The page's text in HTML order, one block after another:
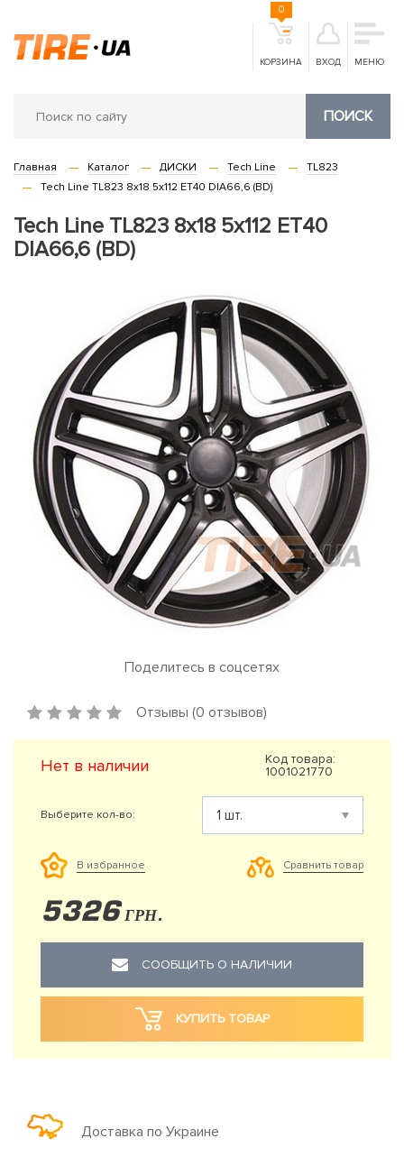
КОРЗИНА
0
ВХОД МЕНЮ
ПОИСК
Главная Каталог ДИСКИ Tech Line
TL823
Tech Line TL823 8x18 5x112 ET40 DIA66,6 (BD)
Tech Line TL823 8x18 5x112 ET40
DIA66,6 (BD)
Поделитесь в соцсетях
Отзывы (0 отзывов)
Нет в наличии
Код товара:
1001021770
Выберите кол-во:
В избранное Сравнить товар
5326 ГРН.
СООБЩИТЬ О НАЛИЧИИ
КУПИТЬ ТОВАР
Доставка по Украине